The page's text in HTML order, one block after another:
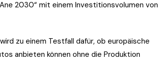
2030“ mit einem Investitionsvolumen von
zu einem Testfall dafür, ob europäische
anbieten können ohne die Produktion